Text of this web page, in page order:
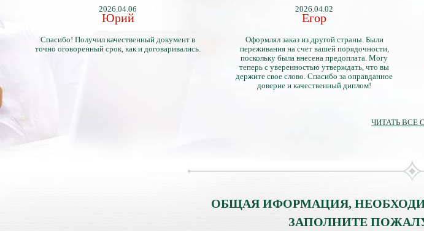
2026.04.06
Юрий
Спасибо! Получил качественный документ в
точно оговоренный срок, как и договаривались.
2026.04.02
Егор
Оформлял заказ из другой страны. Были
переживания на счет вашей порядочности,
поскольку была внесена предоплата. Могу
теперь с уверенностью утверждать, что вы
держите свое слово. Спасибо за оправданное
доверие и качественный диплом!
ЧИТАТЬ ВСЕ
ОБЩАЯ ИФОРМАЦИЯ,
ЗАПОЛНИТЕ